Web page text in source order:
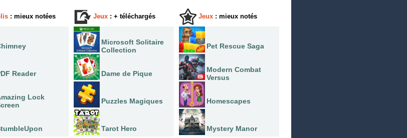
: mieux notées
Reader
Lock
Jeux : + téléchargés
Microsoft Solitaire
Collection
Dame de Pique
Puzzles Magiques
Tarot Hero
Jeux : mieux notés
Pet Rescue Saga
Modern Combat
Versus
Homescapes
Mystery Manor